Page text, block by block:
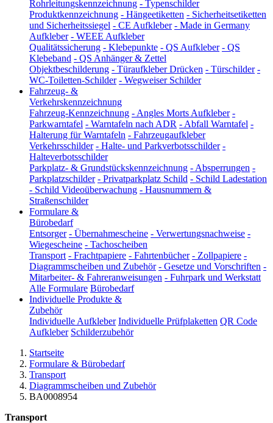
Rohrleitungskennzeichnung - Typenschilder
Produktkennzeichnung - Hängeetiketten - Sicherheitsetiketten
und Sicherheitssiegel - CE Aufkleber - Made in Germany
Aufkleber - WEEE Aufkleber
Qualitätssicherung - Klebepunkte - QS Aufkleber - QS
Klebeband - QS Anhänger & Zettel
Objektbeschilderung - Türaufkleber Drücken - Türschilder -
WC-Toiletten-Schilder - Wegweiser Schilder
Fahrzeug- &
Verkehrskennzeichnung
Fahrzeug-Kennzeichnung - Angles Morts Aufkleber -
Parkwarntafel - Warntafeln nach ADR - Abfall Warntafel -
Halterung für Warntafeln - Fahrzeugaufkleber
Verkehrsschilder - Halte- und Parkverbotsschilder -
Halteverbotsschilder
Parkplatz- & Grundstückskennzeichnung - Absperrungen -
Parkplatzschilder - Privatparkplatz Schild - Schild Ladestation
- Schild Videoüberwachung - Hausnummern &
Straßenschilder
Formulare &
Bürobedarf
Entsorger - Übernahmescheine - Verwertungsnachweise -
Wiegescheine - Tachoscheiben
Transport - Frachtpapiere - Fahrtenbücher - Zollpapiere -
Diagrammscheiben und Zubehör - Gesetze und Vorschriften -
Mitarbeiter- & Fahreranweisungen - Fuhrpark und Werkstatt
Alle Formulare Bürobedarf
Individuelle Produkte &
Zubehör
Individuelle Aufkleber Individuelle Prüfplaketten QR Code
Aufkleber Schilderzubehör
Startseite
Formulare & Bürobedarf
Transport
Diagrammscheiben und Zubehör
BA0008954
Transport